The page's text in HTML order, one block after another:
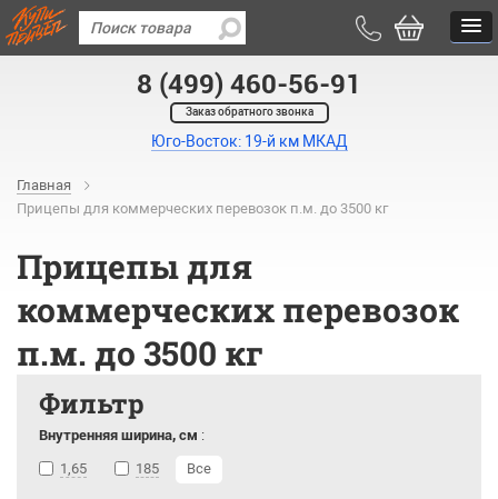
8 (499) 460-56-91
Заказ обратного звонка
Юго-Восток: 19-й км МКАД
Главная
Прицепы для коммерческих перевозок п.м. до 3500 кг
Прицепы для
коммерческих перевозок
п.м. до 3500 кг
Фильтр
Внутренняя ширина, см :
1,65
185 Все